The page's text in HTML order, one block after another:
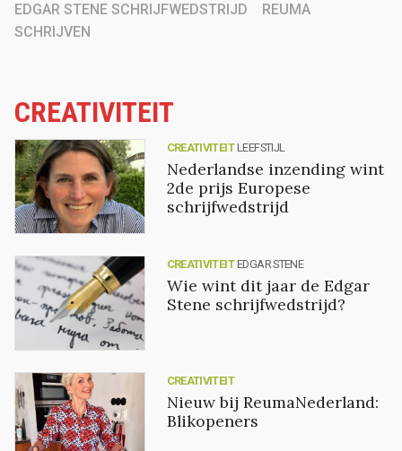
EDGAR STENE SCHRIJFWEDSTRIJD
REUMA
SCHRIJVEN
CREATIVITEIT
CREATIVITEIT LEEFSTIJL
Nederlandse inzending wint
2de prijs Europese
schrijfwedstrijd
CREATIVITEIT EDGAR STENE
Wie wint dit jaar de Edgar
Stene schrijfwedstrijd?
CREATIVITEIT
Nieuw bij ReumaNederland:
Blikopeners